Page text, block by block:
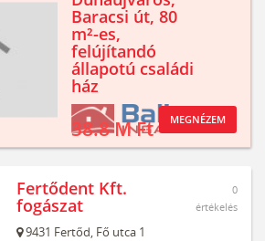
Baracsi út, 80
m²-es,
felújítandó
állapotú családi
ház
38.8 M Ft MEGNÉZEM
Fertődent Kft.
fogászat
9431 Fertőd, Fő utca 1
0
értékelés